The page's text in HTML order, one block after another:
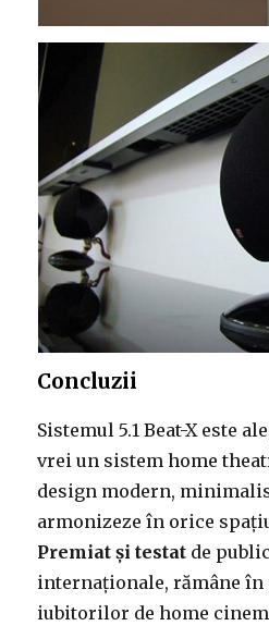
Concluzii
Sistemul 5.1 Beat-X este
vrei un sistem home
design modern,
armonizeze în orice
Premiat și testat de
internaționale, rămâne
iubitorilor de home